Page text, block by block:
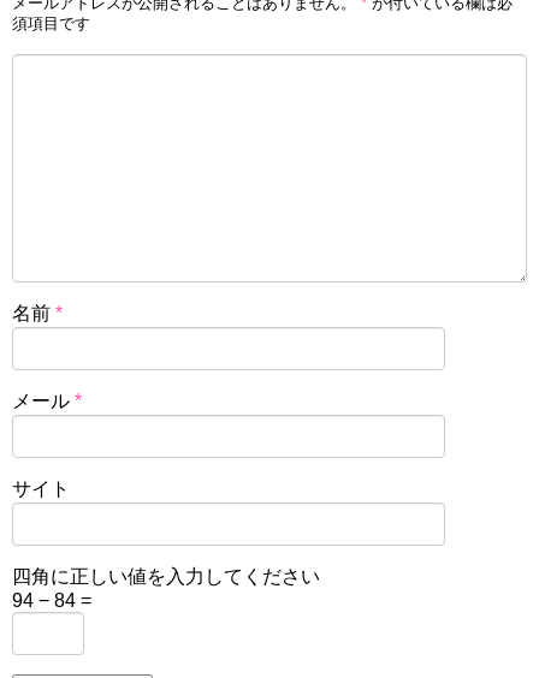
須項目です
名前 *
メール *
サイト
四角に正しい値を入力してください
94 − 84 =